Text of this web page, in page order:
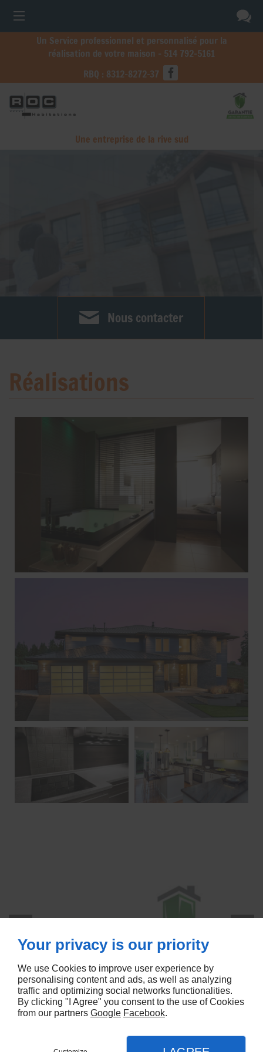
Un Service professionnel et personnalisé pour la
réalisation de votre maison - 514 792-5161
RBQ : 8312-8272-37
Une entreprise de la rive sud
Nous contacter
Réalisations
Your privacy is our priority
We use Cookies to improve user experience by
personalising content and ads, as well as analyzing
traffic and optimizing social networks functionalities.
By clicking "I Agree" you consent to the use of Cookies
from our partners Google Facebook.